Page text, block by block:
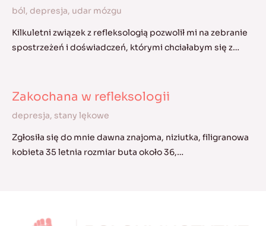
ból, depresja, udar mózgu
Kilkuletni związek z refleksologią pozwolił mi na zebranie
spostrzeżeń i doświadczeń, którymi chciałabym się z…
Zakochana w refleksologii
depresja, stany lękowe
Zgłosiła się do mnie dawna znajoma, niziutka, filigranowa
kobieta 35 letnia rozmiar buta około 36,…